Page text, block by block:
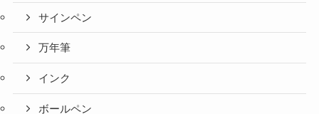
サインペン
万年筆
インク
ボールペン